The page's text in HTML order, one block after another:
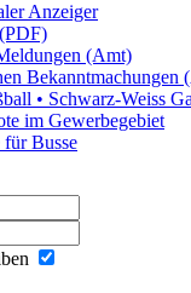
Anzeiger
(Amt)
Bekanntmachungen
• Schwarz-Weiss
im Gewerbegebiet
für Busse